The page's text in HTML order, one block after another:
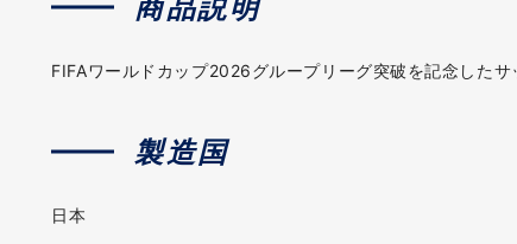
商品説明
FIFAワールドカップ2026グループリーグ突破を記念したサ
製造国
日本